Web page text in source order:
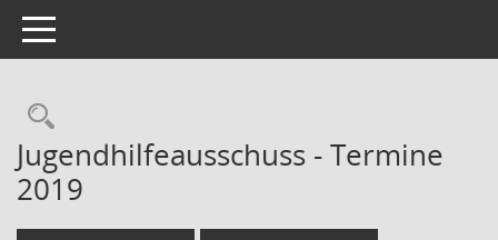
Toggle navigation
Rechercheauswahl
Jugendhilfeausschuss - Termine
2019